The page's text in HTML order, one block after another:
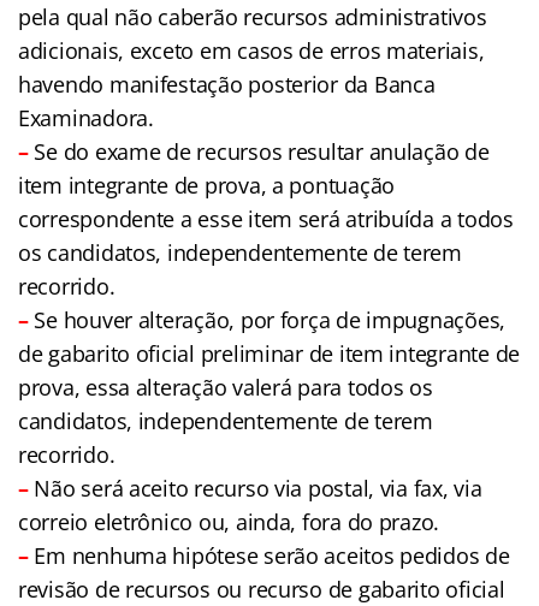
pela qual não caberão recursos administrativos
adicionais, exceto em casos de erros materiais,
havendo manifestação posterior da Banca
Examinadora.
–Se do exame de recursos resultar anulação de
item integrante de prova, a pontuação
correspondente a esse item será atribuída a todos
os candidatos, independentemente de terem
recorrido.
– Se houver alteração, por força de impugnações,
de gabarito oficial preliminar de item integrante de
prova, essa alteração valerá para todos os
candidatos, independentemente de terem
recorrido.
–Não será aceito recurso via postal, via fax, via
correio eletrônico ou, ainda, fora do prazo.
– Em nenhuma hipótese serão aceitos pedidos de
revisão de recursos ou recurso de gabarito oficial